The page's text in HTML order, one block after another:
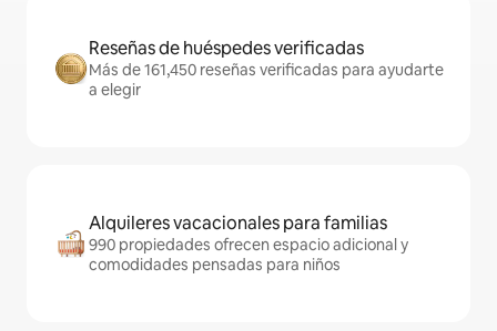
Reseñas de huéspedes verificadas
Más de 161,450 reseñas verificadas para ayudarte
a elegir
Alquileres vacacionales para familias
990 propiedades ofrecen espacio adicional y
comodidades pensadas para niños